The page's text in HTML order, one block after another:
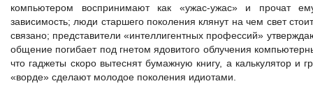
компьютером воспринимают как «ужас-ужас» и прочат
зависимость; люди старшего поколения клянут на чем свет
связано; представители «интеллигентных профессий»
общение погибает под гнетом ядовитого облучения
что гаджеты скоро вытеснят бумажную книгу, а калькулятор и
«ворде» сделают молодое поколения идиотами.